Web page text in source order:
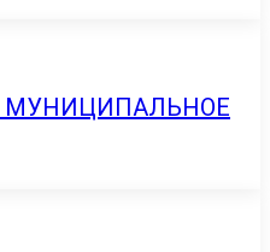
МУНИЦИПАЛЬНОЕ